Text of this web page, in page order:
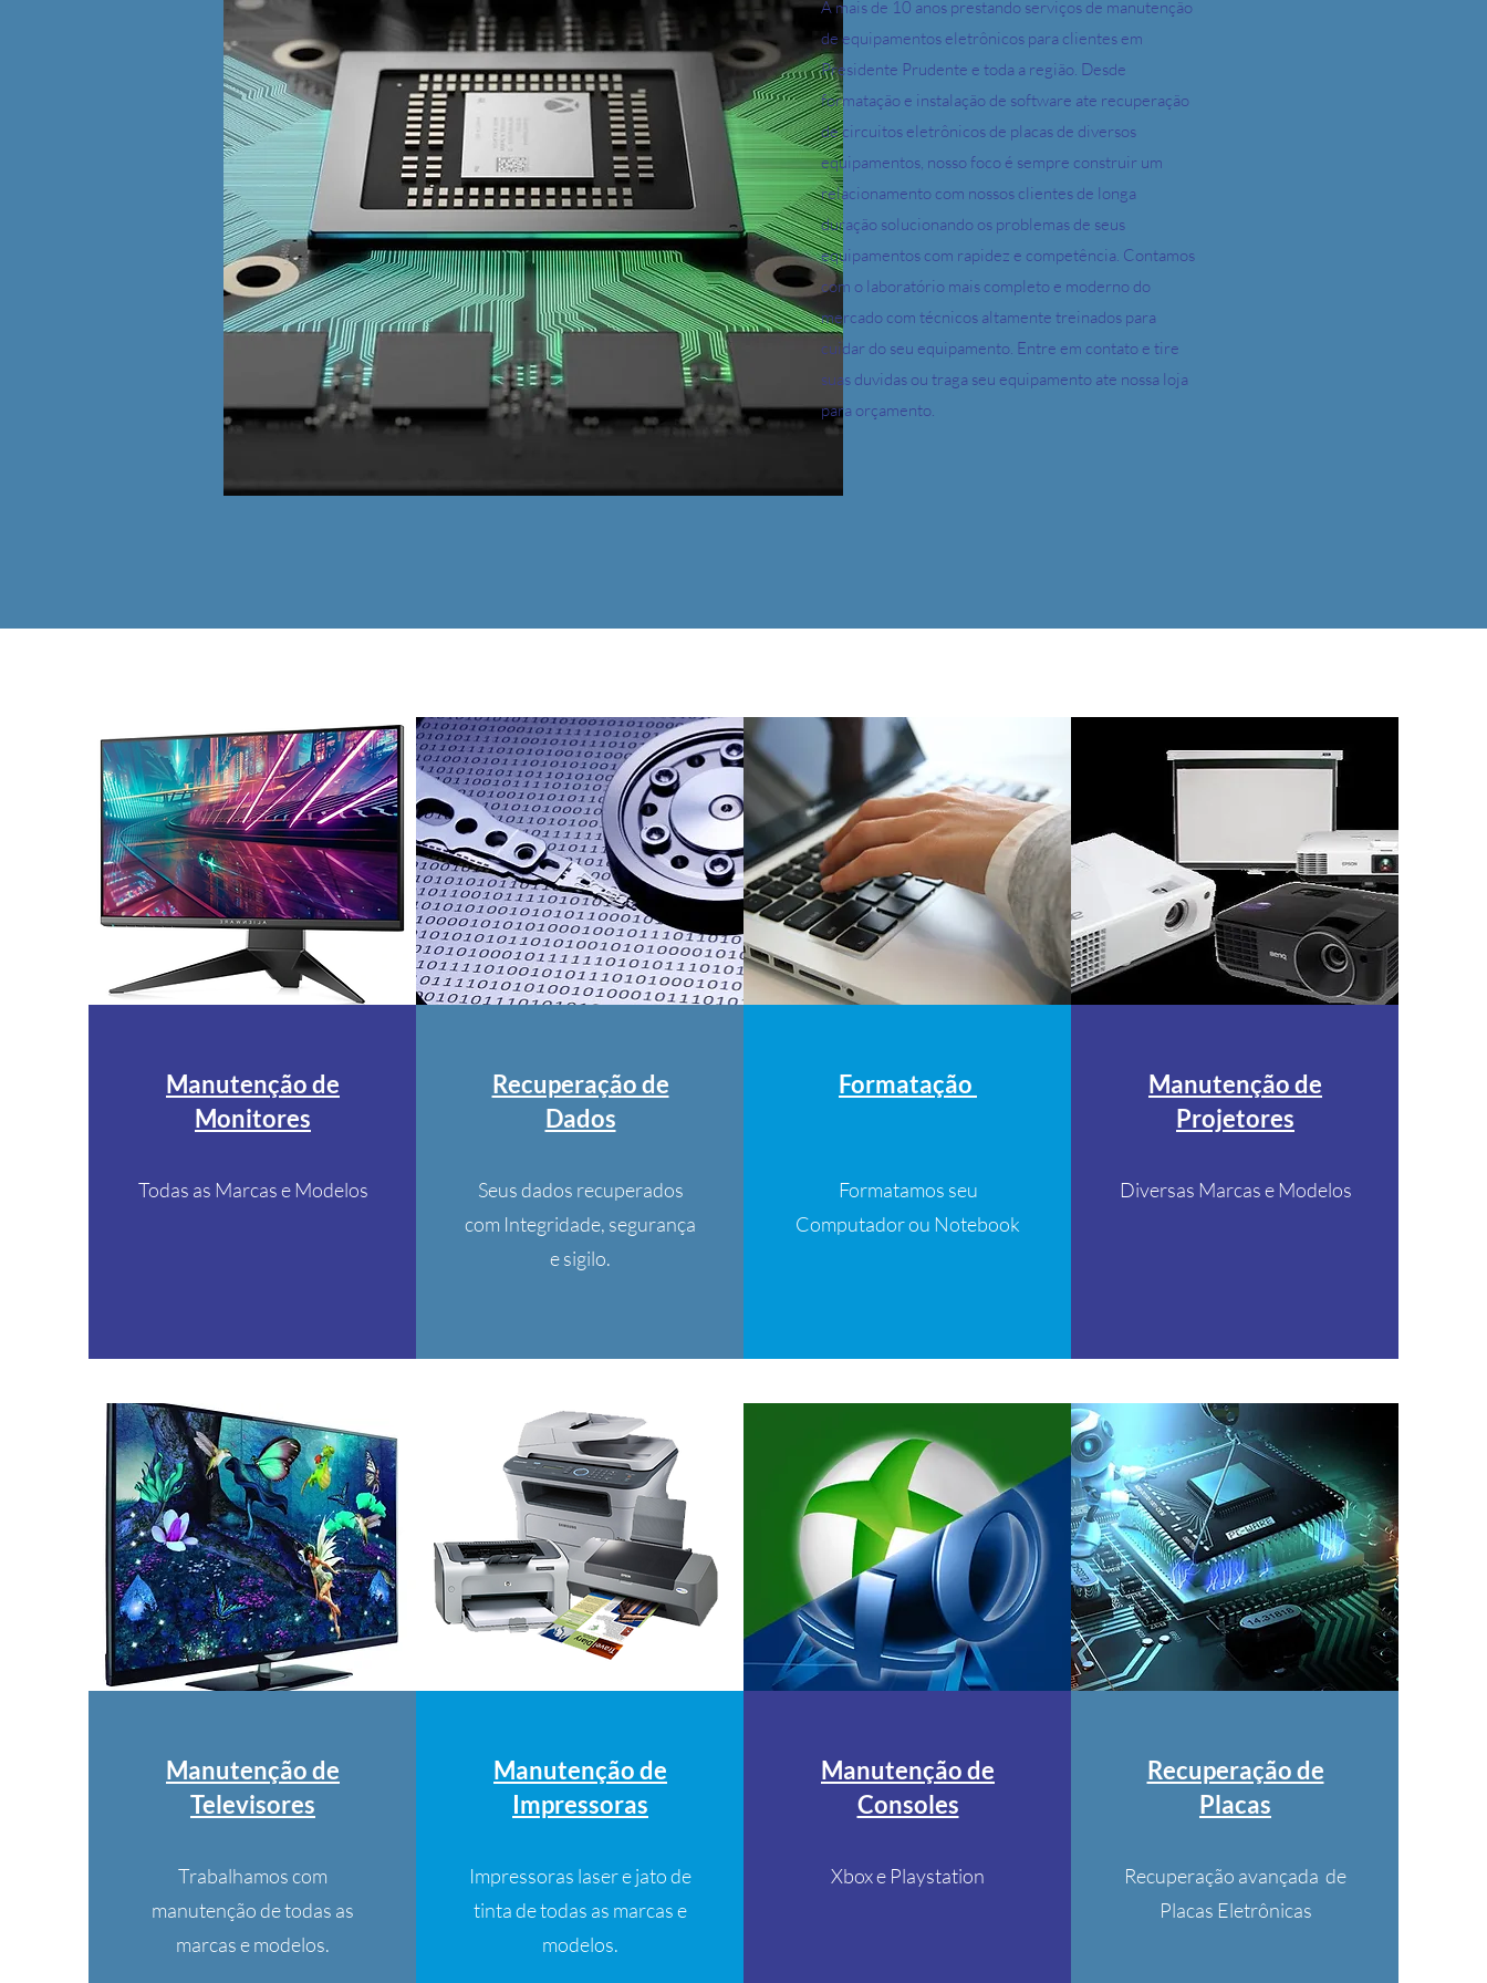
A mais de 10 anos prestando serviços de manutenção
de equipamentos eletrônicos para clientes em
Presidente Prudente e toda a região. Desde
formatação e instalação de software ate recuperação
de circuitos eletrônicos de placas de diversos
equipamentos, nosso foco é sempre construir um
relacionamento com nossos clientes de longa
duração solucionando os problemas de seus
equipamentos com rapidez e competência. Contamos
com o laboratório mais completo e moderno do
mercado com técnicos altamente treinados para
cuidar do seu equipamento. Entre em contato e tire
suas duvidas ou traga seu equipamento ate nossa loja
para orçamento.
Manutenção de
Monitores
Todas as Marcas e Modelos
Recuperação de
Dados
Seus dados recuperados
com Integridade, segurança
e sigilo.
Formatação
Formatamos seu
Computador ou Notebook
Manutenção de
Projetores
Diversas Marcas e Modelos
Manutenção de
Televisores
Trabalhamos com
manutenção de todas as
marcas e modelos.
Manutenção de
Impressoras
Impressoras laser e jato de
tinta de todas as marcas e
modelos.
Manutenção de
Consoles
Xbox e Playstation
Recuperação de
Placas
Recuperação avançada de
Placas Eletrônicas